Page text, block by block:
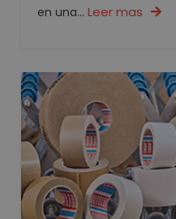
en una...Leer mas